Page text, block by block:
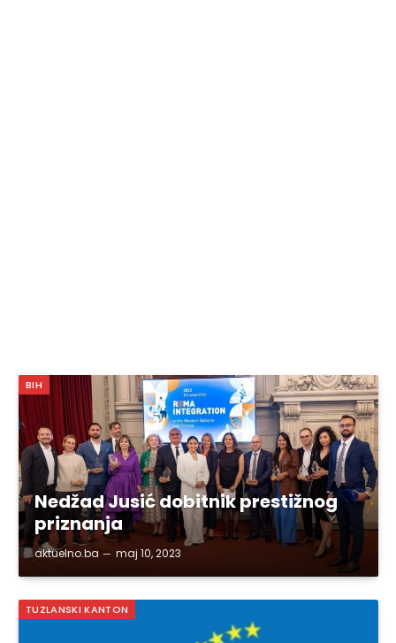
BIH
Nedžad Jusić dobitnik prestižnog
priznanja
aktuelno.ba maj 10, 2023
TUZLANSKI KANTON